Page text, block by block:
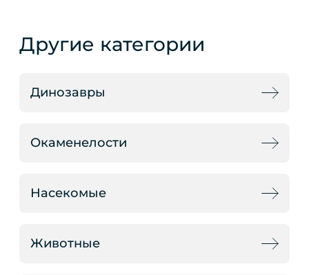
Другие категории
Динозавры
Окаменелости
Насекомые
Животные